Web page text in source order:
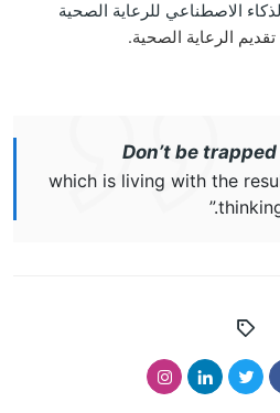
الاصطناعي للرعاية الصحية
الرعاية الصحية.
Don’t be
which is living with the